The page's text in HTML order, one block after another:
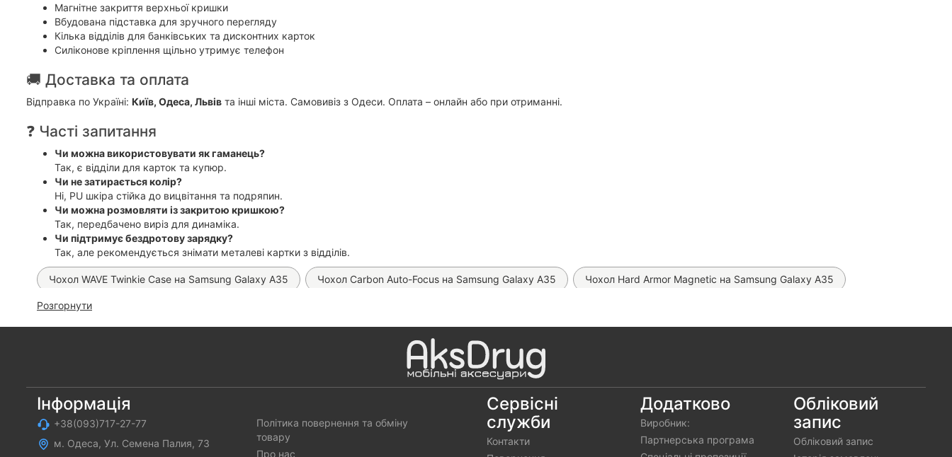
Магнітне закриття верхньої кришки
Вбудована підставка для зручного перегляду
Кілька відділів для банківських та дисконтних карток
Силіконове кріплення щільно утримує телефон
🚚 Доставка та оплата
Відправка по Україні: Київ, Одеса, Львів та інші міста. Самовивіз з Одеси. Оплата – онлайн або при отриманні.
❓ Часті запитання
Чи можна використовувати як гаманець?
Так, є відділи для карток та купюр.
Чи не затирається колір?
Ні, PU шкіра стійка до вицвітання та подряпин.
Чи можна розмовляти із закритою кришкою?
Так, передбачено виріз для динаміка.
Чи підтримує бездротову зарядку?
Так, але рекомендується знімати металеві картки з відділів.
Чохол WAVE Twinkie Case на Samsung Galaxy A35 Чохол Carbon Auto-Focus на Samsung Galaxy A35 Чохол Hard Armor Magnetic на Samsung Galaxy A35
Чохол Anti-Broken Case на Samsung Galaxy A35
Чохол Matt Luxury на Samsung Galaxy A35 (Full Cover)
Чохол Matt Dual на Samsung Galaxy M35 Матова гідрогелева плівка Proove Lite Matte (на всі телефони)
Скло Ceramics на Samsung Galaxy A35 Чохол Matt Case на Samsung Galaxy A35
Чохол Silicone Case на Samsung Galaxy A35 Чохол Книжка Classic Fibra на Samsung Galaxy A35 (Чорний)
Чохол Книжка Classic Fibra на Samsung Galaxy A35 (Бузковый) Чохол Книжка Classic Fibra на Samsung Galaxy A35 (Бірюзовий)
Розгорнути
Інформація
+38(093)717-27-77
м. Одеса, Ул. Семена Палия, 73
Політика повернення та обміну
товару
Про нас
Сервісні
служби
Контакти
Додатково
Виробник:
Партнерська програма
Обліковий
запис
Обліковий запис